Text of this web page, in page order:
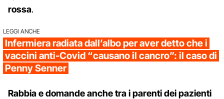
rossa.
LEGGI ANCHE
Infermiera radiata dall’albo per aver detto che i
vaccini anti-Covid “causano il cancro”: il caso di
Penny Senner
Rabbia e domande anche tra i parenti dei pazienti